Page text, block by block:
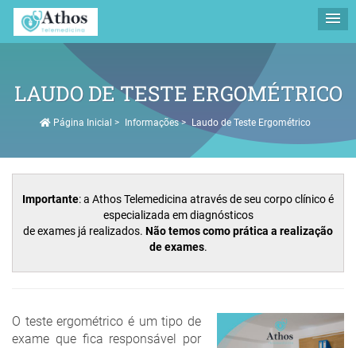
LAUDO DE TESTE ERGOMÉTRICO
Página Inicial > Informações> Laudo de Teste Ergométrico
Importante: a Athos Telemedicina através de seu corpo clínico é
especializada em diagnósticos
de exames já realizados. Não temos como prática a realização
de exames.
O teste ergométrico é um tipo de
exame que fica responsável por